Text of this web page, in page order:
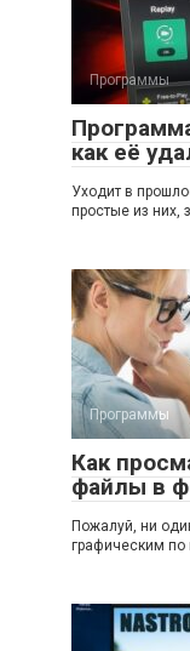
Программы
как её
Уходит в
простые из них,
Программы
Как
файлы в
Пожалуй, ни
графическим по